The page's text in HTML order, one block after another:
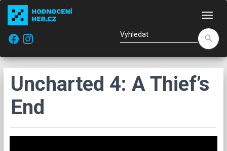
facebook
search
Uncharted 4: A Thief’s
End